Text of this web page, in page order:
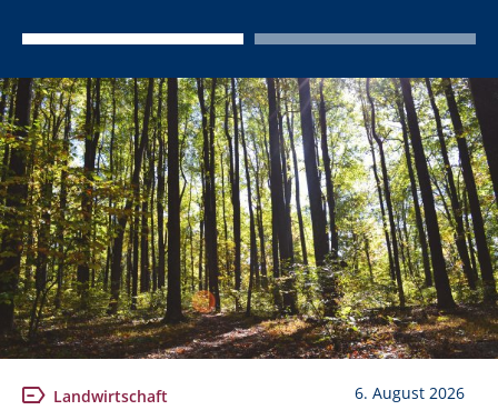
Landwirtschaft 6. August 2026